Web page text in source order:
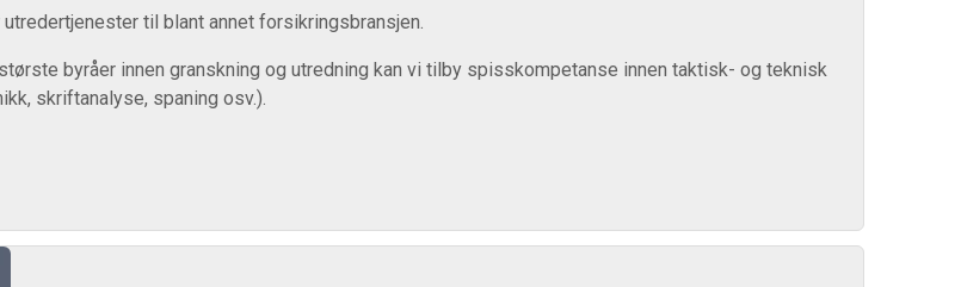
til blant annet forsikringsbransjen.
byråer innen granskning og utredning kan vi tilby spisskompetanse innen taktisk- og teknisk
skriftanalyse, spaning osv.).